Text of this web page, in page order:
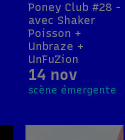
Poney Club #28 -
avec Shaker
Poisson +
Unbraze +
UnFuZion
14 nov
scène émergente